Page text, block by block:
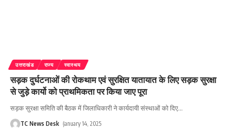
उत्तराखंड राज्य स्वास्थय
सड़क दुर्घटनाओं की रोकथाम एवं सुरक्षित यातायात के लिए सड़क सुरक्षा
से जुड़े कार्यो को प्राथमिकता पर किया जाए पूरा
सड़क सुरक्षा समिति की बैठक में जिलाधिकारी ने कार्यदायी संस्थाओं को दिए…
TC News Desk January 14, 2025